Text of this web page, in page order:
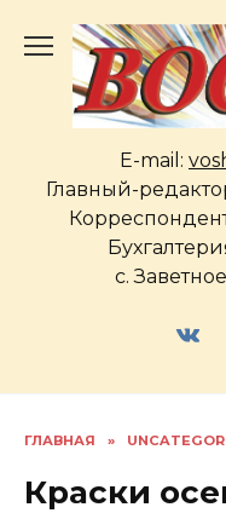
содержанию
E-mail:
Главный-
с.
ГЛАВНАЯ »
Краски